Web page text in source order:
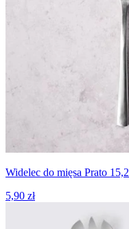
Widelec do mięsa Prato
5,90 zł